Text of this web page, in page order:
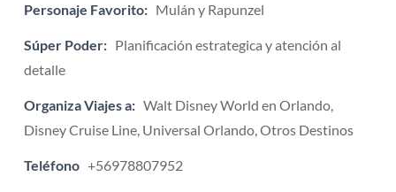
Personaje Favorito: Mulán y Rapunzel
Súper Poder: Planificación estrategica y atención al
detalle
Organiza Viajes a: Walt Disney World en Orlando,
Disney Cruise Line, Universal Orlando, Otros Destinos
Teléfono +56978807952